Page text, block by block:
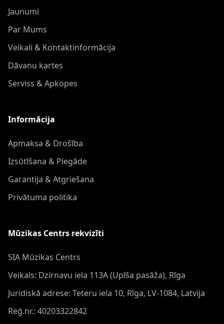
Jaunumi
Par Mums
Veikali & Kontaktinformācija
Dāvanu kartes
Serviss & Apkopes
Informācija
Apmaksa & Drošība
Izsūtīšana & Piegāde
Garantija & Atgriešana
Privātuma politika
Mūzikas Centrs rekvizīti
SIA Mūzikas Centrs
Veikals: Dzirnavu iela 113A (Upīša pasāža), Rīga
Juridiskā adrese: Teteru iela 10, Rīga, LV-1084, Latvija
Reģ.nr.: 40203322842